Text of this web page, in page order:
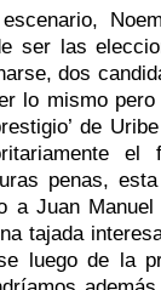
ser las
dos
lo mismo
de
penas,
a Juan
tajada
luego de la